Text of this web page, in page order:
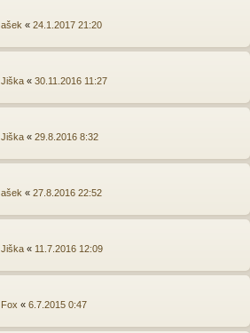
ašek « 24.1.2017 21:20
Jiška « 30.11.2016 11:27
Jiška « 29.8.2016 8:32
ašek « 27.8.2016 22:52
Jiška « 11.7.2016 12:09
Fox « 6.7.2015 0:47